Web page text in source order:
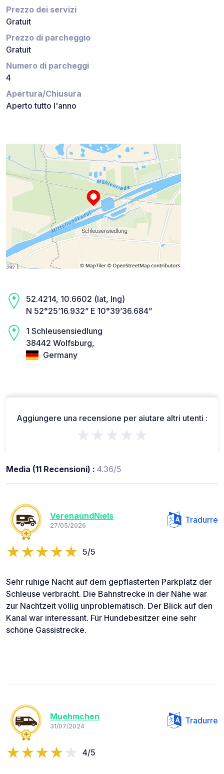
Prezzo dei servizi
Gratuit
Prezzo di parcheggio
Gratuit
Numero di parcheggi
4
Apertura/Chiusura
Aperto tutto l'anno
52.4214, 10.6602 (lat, lng)
N 52°25’16.932” E 10°39’36.684”
1 Schleusensiedlung
38442 Wolfsburg,
Germany
Aggiungere una recensione per aiutare altri utenti :
★★★★★
Media (11 Recensioni) : 4.36/5
VerenaundNiels
27/05/2026
Tradurre
5/5
Sehr ruhige Nacht auf dem gepflasterten Parkplatz der
Schleuse verbracht. Die Bahnstrecke in der Nähe war
zur Nachtzeit völlig unproblematisch. Der Blick auf den
Kanal war interessant. Für Hundebesitzer eine sehr
schöne Gassistrecke.
Muehmchen
31/07/2024
Tradurre
4/5